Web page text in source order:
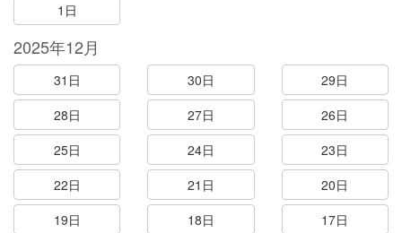
1日
2025年12月
31日 30日
29日
28日
27日
26日
25日
24日
23日
22日
21日
20日
19日
18日
17日